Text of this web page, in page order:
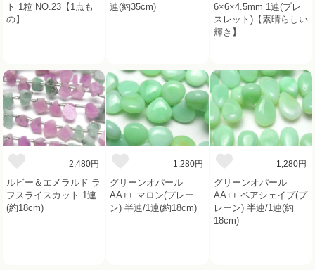
ト 1粒 NO.23【1点も
の】
連(約35cm)
6×6×4.5mm 1連(ブレ
スレット)【素晴らしい
輝き】
2,480円
ルビー＆エメラルド ラ
フスライスカット 1連
(約18cm)
1,280円
グリーンオパール
AA++ マロン(プレー
ン) 半連/1連(約18cm)
1,280円
グリーンオパール
AA++ ペアシェイプ(プ
レーン) 半連/1連(約
18cm)